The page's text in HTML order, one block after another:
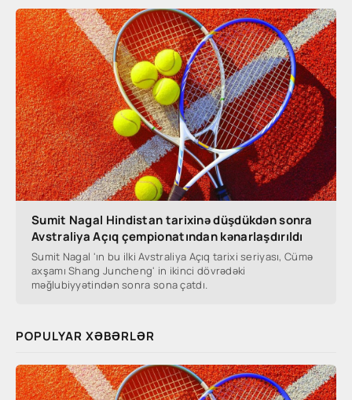
Sumit Nagal Hindistan tarixinə düşdükdən sonra
Avstraliya Açıq çempionatından kənarlaşdırıldı
Sumit Nagal 'ın bu ilki Avstraliya Açıq tarixi seriyası, Cümə
axşamı Shang Juncheng' in ikinci dövrədəki
məğlubiyyətindən sonra sona çatdı.
POPULYAR XƏBƏRLƏR